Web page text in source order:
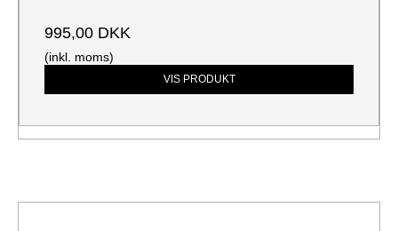
995,00 DKK
(inkl. moms)
VIS PRODUKT